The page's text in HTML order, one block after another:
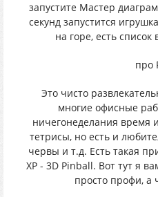
запустите Мастер
секунд запустится
на горе, есть список
про
Это чисто
многие офисные
ничегонеделания время
тетрисы, но есть и
червы и т.д. Есть такая
XP - 3D Pinball. Вот тут я
просто профи, а